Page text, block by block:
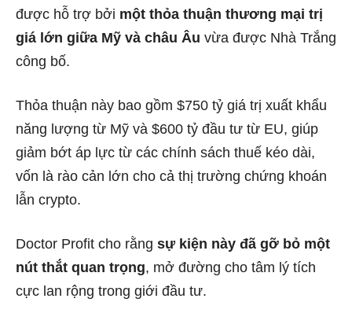
được hỗ trợ bởi một thỏa thuận thương mại trị
giá lớn giữa Mỹ và châu Âu vừa được Nhà Trắng
công bố.
Thỏa thuận này bao gồm $750 tỷ giá trị xuất khẩu
năng lượng từ Mỹ và $600 tỷ đầu tư từ EU, giúp
giảm bớt áp lực từ các chính sách thuế kéo dài,
vốn là rào cản lớn cho cả thị trường chứng khoán
lẫn crypto.
Doctor Profit cho rằng sự kiện này đã gỡ bỏ một
nút thắt quan trọng, mở đường cho tâm lý tích
cực lan rộng trong giới đầu tư.